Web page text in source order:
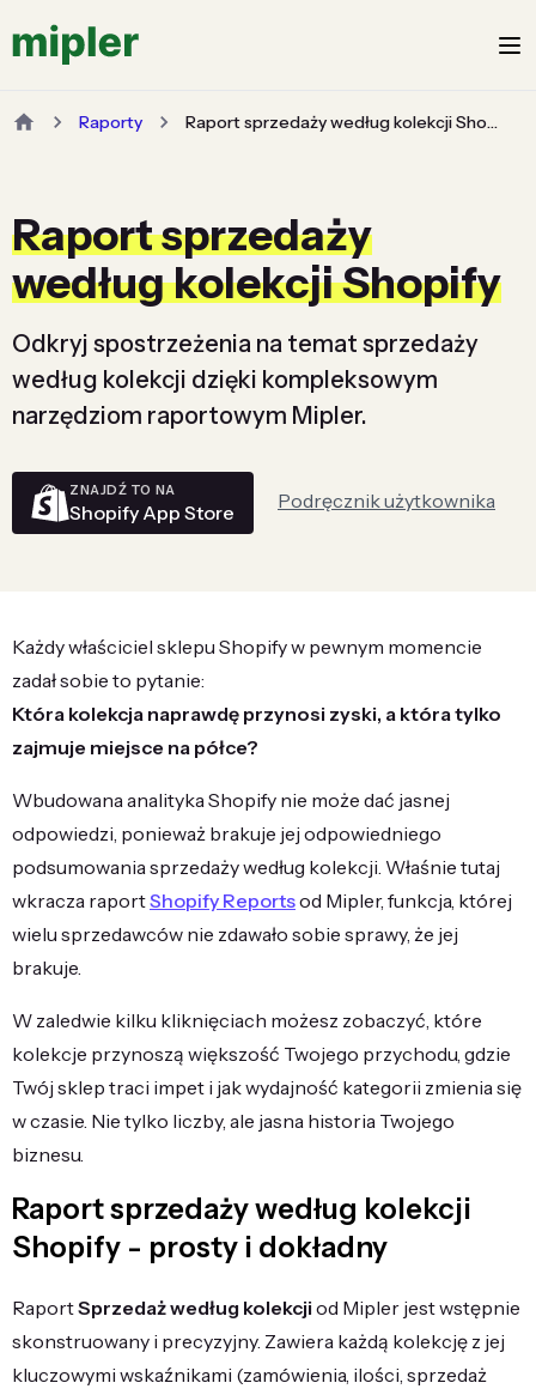
Raporty Raport sprzedaży według kolekcji Shopify
Raport sprzedaży
według kolekcji Shopify
Odkryj spostrzeżenia na temat sprzedaży
według kolekcji dzięki kompleksowym
narzędziom raportowym Mipler.
ZNAJDŹ TO NA
Shopify App Store Podręcznik użytkownika
Każdy właściciel sklepu Shopify w pewnym momencie
zadał sobie to pytanie:
Która kolekcja naprawdę przynosi zyski, a która tylko
zajmuje miejsce na półce?
Wbudowana analityka Shopify nie może dać jasnej
odpowiedzi, ponieważ brakuje jej odpowiedniego
podsumowania sprzedaży według kolekcji. Właśnie tutaj
wkracza raportShopify Reportsod Mipler, funkcja, której
wielu sprzedawców nie zdawało sobie sprawy, że jej
brakuje.
W zaledwie kilku kliknięciach możesz zobaczyć, które
kolekcje przynoszą większość Twojego przychodu, gdzie
Twój sklep traci impet i jak wydajność kategorii zmienia się
w czasie. Nie tylko liczby, ale jasna historia Twojego
biznesu.
Raport sprzedaży według kolekcji
Shopify - prosty i dokładny
RaportSprzedaż według kolekcji od Mipler jest wstępnie
skonstruowany i precyzyjny. Zawiera każdą kolekcję z jej
kluczowymi wskaźnikami (zamówienia, ilości, sprzedaż